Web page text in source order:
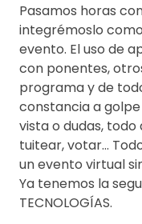
Pasamos horas
integrémoslo
evento. El uso de
con ponentes,
programa y de
constancia a
vista o dudas,
tuitear, votar…
un evento virtual
Ya tenemos la
TECNOLOGÍAS.